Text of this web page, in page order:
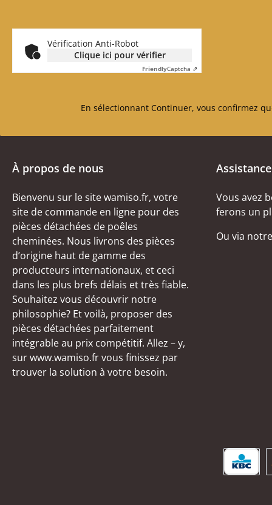
Vérification Anti-Robot
Clique ici pour vérifier
FriendlyCaptcha ⇗
En sélectionnant Continuer, vous confirmez
À propos de nous
Bienvenu sur le site wamiso.fr, votre
site de commande en ligne pour des
pièces détachées de poêles
cheminées. Nous livrons des pièces
d’origine haut de gamme des
producteurs internationaux, et ceci
dans les plus brefs délais et très fiable.
Souhaitez vous découvrir notre
philosophie? Et voilà, proposer des
pièces détachées parfaitement
intégrable au prix compétitif. Allez – y,
sur www.wamiso.fr vous finissez par
trouver la solution à votre besoin.
Vous avez
ferons un
Ou via notre